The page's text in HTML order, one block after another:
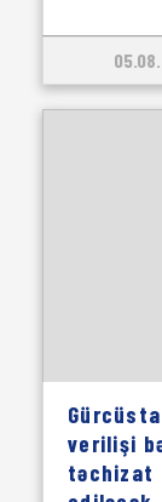
verilişi
təchizat